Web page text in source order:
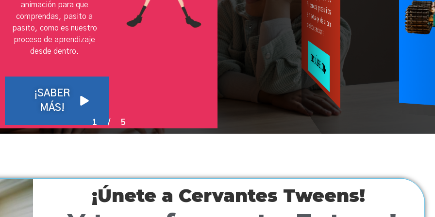
animación para que
comprendas, pasito a
pasito, como es nuestro
proceso de aprendizaje
desde dentro.
¡SABER
MÁS!
es una aventura que debe ser tanto educativa como emocionante.
¡DESCÚBRELO!
1 / 5
¡Únete a Cervantes Tweens!